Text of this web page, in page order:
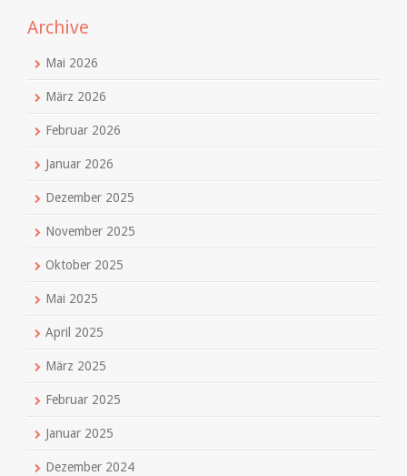
Archive
Mai 2026
März 2026
Februar 2026
Januar 2026
Dezember 2025
November 2025
Oktober 2025
Mai 2025
April 2025
März 2025
Februar 2025
Januar 2025
Dezember 2024